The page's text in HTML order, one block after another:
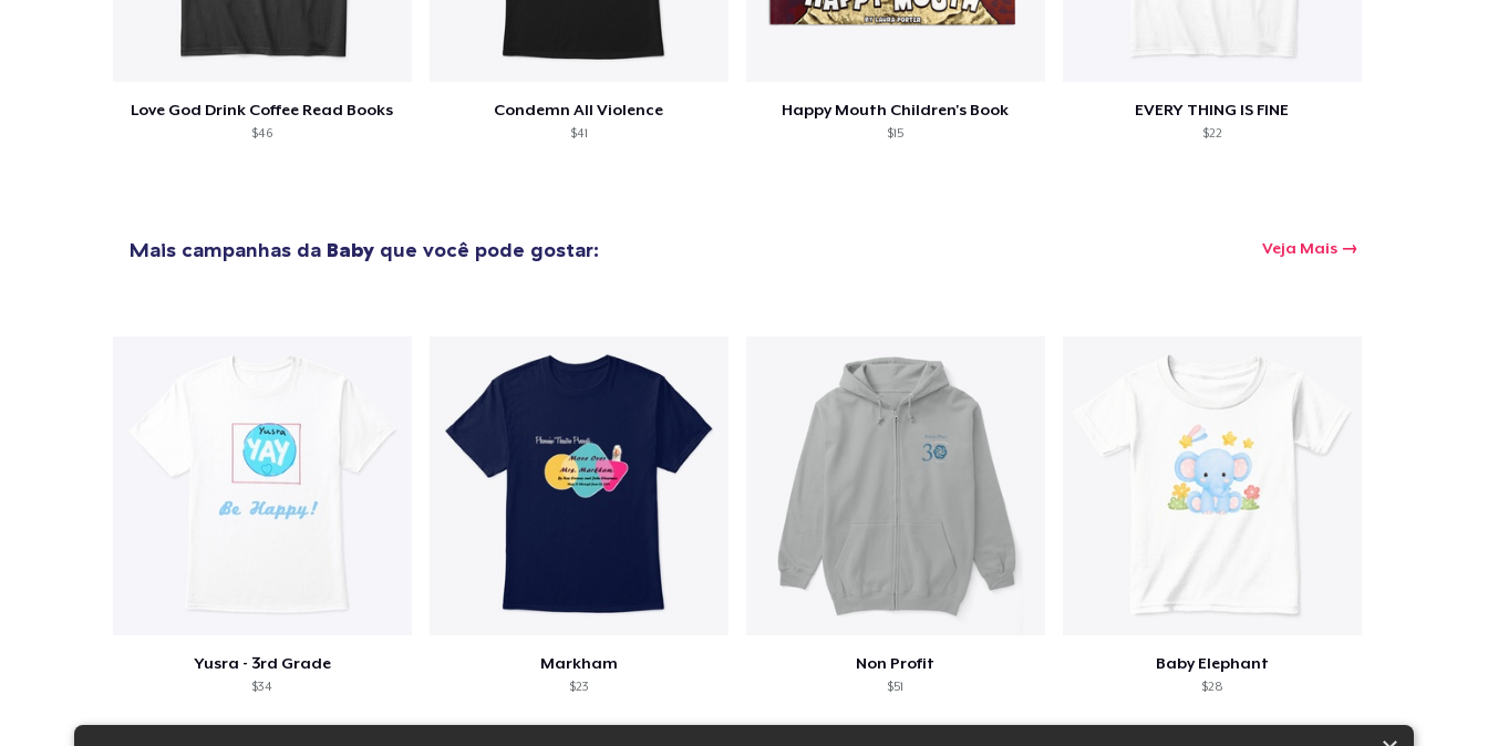
Love God Drink Coffee Read Books
$46
Condemn All Violence
$41
Happy Mouth Children's Book
$15
EVERY THING IS FINE
$22
Mais campanhas da Baby que você pode gostar: Veja Mais
Yusra - 3rd Grade
$34
Markham
$23
Non Profit
$51
Baby Elephant
$28